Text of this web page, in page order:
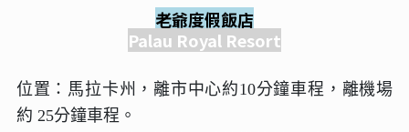
老爺度假飯店
Palau Royal Resort
位置：馬拉卡州，離市中心約10分鐘車程，離機場
約 25分鐘車程。